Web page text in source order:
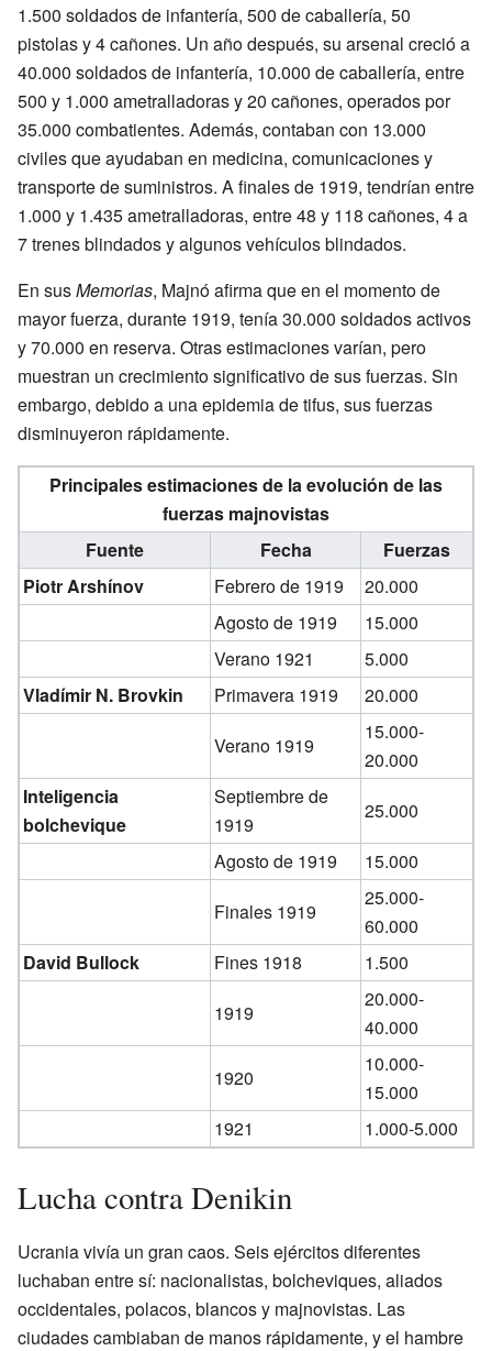
1.500 soldados de infantería, 500 de caballería, 50
pistolas y 4 cañones. Un año después, su arsenal creció a
40.000 soldados de infantería, 10.000 de caballería, entre
500 y 1.000 ametralladoras y 20 cañones, operados por
35.000 combatientes. Además, contaban con 13.000
civiles que ayudaban en medicina, comunicaciones y
transporte de suministros. A finales de 1919, tendrían entre
1.000 y 1.435 ametralladoras, entre 48 y 118 cañones, 4 a
7 trenes blindados y algunos vehículos blindados.
En susMemorias, Majnó afirma que en el momento de
mayor fuerza, durante 1919, tenía 30.000 soldados activos
y 70.000 en reserva. Otras estimaciones varían, pero
muestran un crecimiento significativo de sus fuerzas. Sin
embargo, debido a una epidemia de tifus, sus fuerzas
disminuyeron rápidamente.
Principales estimaciones de la evolución de las
fuerzas majnovistas
Fuente
Fecha
Fuerzas
Piotr Arshínov
Febrero de 1919
20.000
Agosto de 1919
15.000
Verano 1921
5.000
Vladímir N. Brovkin
Primavera 1919
20.000
Verano 1919
15.000-
20.000
Inteligencia
bolchevique
Septiembre de
1919
25.000
Agosto de 1919
15.000
Finales 1919
25.000-
60.000
David Bullock
Fines 1918
1.500
1919
20.000-
40.000
1920
10.000-
15.000
1921
1.000-5.000
Lucha contra Denikin
Ucrania vivía un gran caos. Seis ejércitos diferentes
luchaban entre sí: nacionalistas, bolcheviques, aliados
occidentales, polacos, blancos y majnovistas. Las
ciudades cambiaban de manos rápidamente, y el hambre